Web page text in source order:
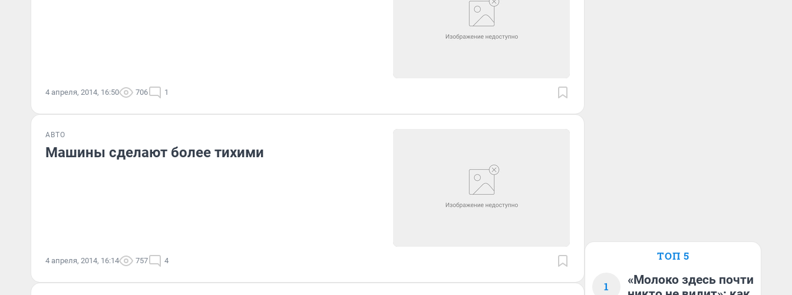
4 апреля, 2014, 16:50 706 1
АВТО
Машины сделают более тихими
4 апреля, 2014, 16:14 757 4 ТОП 5
1
«Молоко здесь почти